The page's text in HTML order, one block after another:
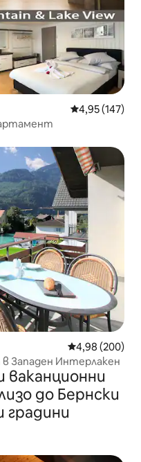
Средна
4,95 (147)
Средна
4,98 (200)
Западен Интерлакен
до Бернски
градини